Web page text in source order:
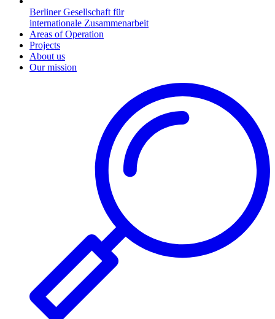
Berliner Gesellschaft für
internationale Zusammenarbeit
Areas of Operation
Projects
About us
Our mission